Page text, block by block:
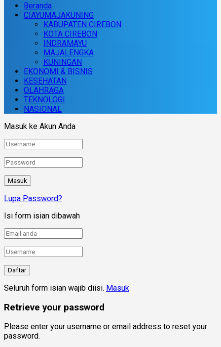
Beranda
CIAYUMAJAKUNING
KABUPATEN CIREBON
KOTA CIREBON
INDRAMAYU
MAJALENGKA
KUNINGAN
EKONOMI & BISNIS
KESEHATAN
OLAHRAGA
TEKNOLOGI
NASIONAL
Masuk ke Akun Anda
Lupa Password?
Isi form isian dibawah
Seluruh form isian wajib diisi. Masuk
Retrieve your password
Please enter your username or email address to reset your
password.